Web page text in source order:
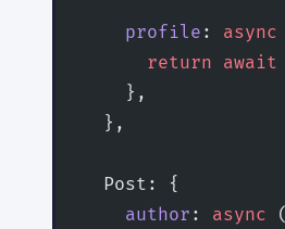
    profile
: async
      return
await
    },
  },
  Post: {
    author
: async (